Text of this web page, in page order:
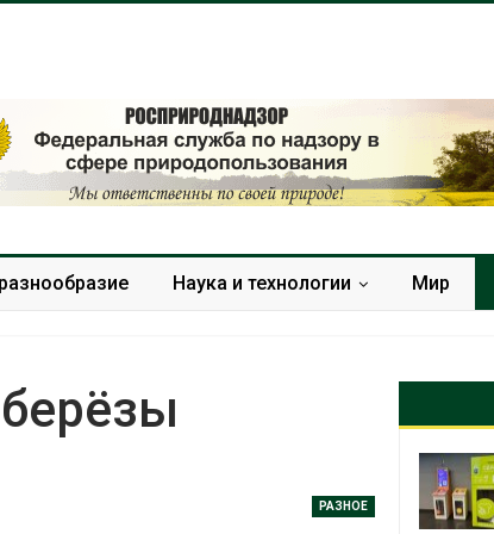
Наука и технологии Мир
РАЗНОЕ
регионов столкнулись с